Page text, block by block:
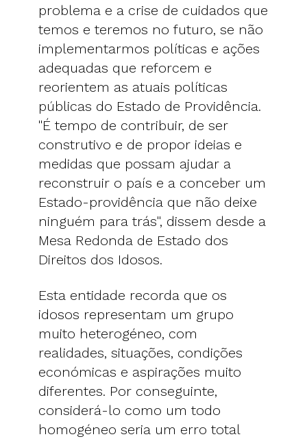
problema e a crise de cuidados que
temos e teremos no futuro, se não
implementarmos políticas e ações
adequadas que reforcem e
reorientem as atuais políticas
públicas do Estado de Providência.
"É tempo de contribuir, de ser
construtivo e de propor ideias e
medidas que possam ajudar a
reconstruir o país e a conceber um
Estado-providência que não deixe
ninguém para trás", dissem desde a
Mesa Redonda de Estado dos
Direitos dos Idosos.
Esta entidade recorda que os
idosos representam um grupo
muito heterogéneo, com
realidades, situações, condições
económicas e aspirações muito
diferentes. Por conseguinte,
considerá-lo como um todo
homogéneo seria um erro total